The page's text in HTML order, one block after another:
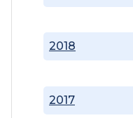
2017
2018